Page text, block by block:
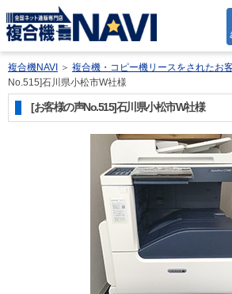
複合機NAVI ＞ 複合機・コピー機リースをされたお
No.515]石川県小松市W社様
[お客様の声No.515]石川県小松市W社様